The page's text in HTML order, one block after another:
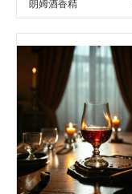
朗姆酒香精